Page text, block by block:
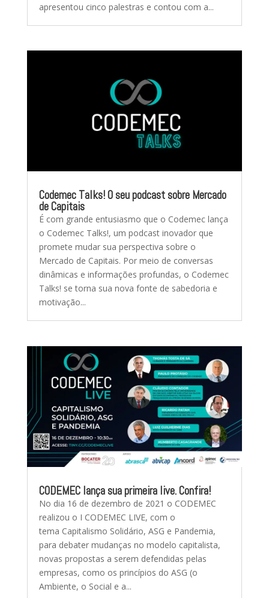
apresentou cinco palestras e contou com a...
Codemec Talks! O seu podcast sobre Mercado
de Capitais
É com grande entusiasmo que o Codemec lança
o Codemec Talks!, um podcast inovador que
promete mudar sua perspectiva sobre o
Mercado de Capitais. Por meio de conversas
dinâmicas e informações profundas, o Codemec
Talks! se torna sua nova fonte de sabedoria e
motivação...
CODEMEC lança sua primeira live. Confira!
No dia 16 de dezembro de 2021 o CODEMEC
realizou o I CODEMEC LIVE, com o
tema Capitalismo Solidário, ASG e Pandemia,
para debater mudanças no modelo capitalista,
novas propostas a serem defendidas pelas
empresas, como os princípios do ASG (o
Ambiente, o Social e a...